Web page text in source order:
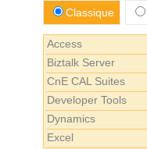
Classique
Access
Biztalk Server
CnE CAL Suites
Developer Tools
Dynamics
Excel